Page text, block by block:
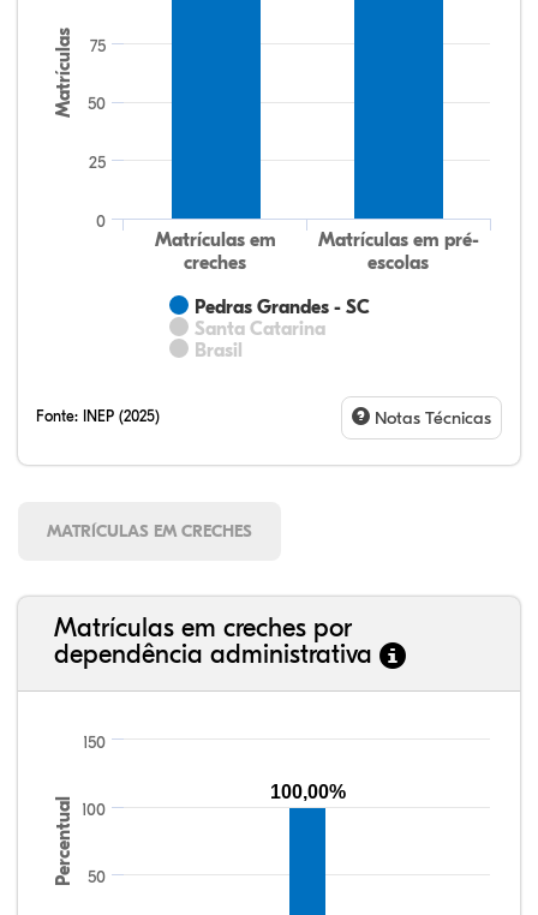
Matrículas
Pedras Grandes - SC
Santa Catarina
Brasil
Matrículas em
creches
Matrículas em pré-
escolas
0
25
50
75
Fonte: INEP (2025) Notas Técnicas
MATRÍCULAS EM CRECHES
Matrículas em creches por
dependência administrativa
Percentual 50
100
150
100,00%